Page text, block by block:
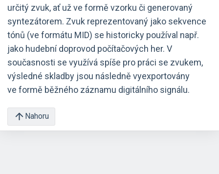
určitý zvuk, ať už ve formě vzorku či generovaný
syntezátorem. Zvuk reprezentovaný jako sekvence
tónů (ve formátu MID) se historicky používal např.
jako hudební doprovod počítačových her. V
současnosti se využívá spíše pro práci se zvukem,
výsledné skladby jsou následně vyexportovány
ve formě běžného záznamu digitálního signálu.
Nahoru